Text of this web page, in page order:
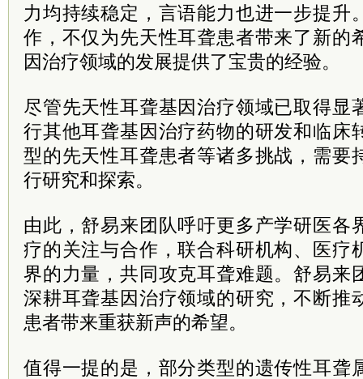
力均持续稳定，言语能力也进一步提升
作，不仅为先天性耳聋患者带来了新的
因治疗领域的发展提供了宝贵的经验。
尽管先天性耳聋基因治疗领域已取得显
行其他耳聋基因治疗药物的研发和临床
型的先天性耳聋患者等诸多挑战，需要
行研究和探索。
由此，舒易来团队呼吁更多产学研医各
疗的关注与合作，联合科研机构、医疗
界的力量，共同攻克耳聋难题。舒易来
深耕耳聋基因治疗领域的研究，不断推
患者带来重获新声的希望。
值得一提的是，部分类型的遗传性耳聋